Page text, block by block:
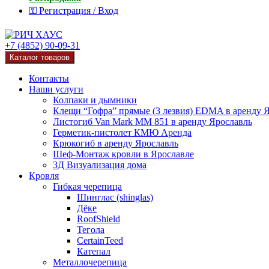
⚿ Регистрация / Вход
+7 (4852) 90-09-31
Каталог товаров
Контакты
Наши услуги
Колпаки и дымники
Клещи “Гофра” прямые (3 лезвия) EDMA в аренду
Листогиб Van Mark MM 851 в аренду Ярославль
Герметик-пистолет КМЮ Аренда
Крюкогиб в аренду Ярославль
Шеф-Монтаж кровли в Ярославле
3Д Визуализация дома
Кровля
Гибкая черепица
Шинглас (shinglas)
Дёке
RoofShield
Тегола
CertainTeed
Катепал
Металлочерепица